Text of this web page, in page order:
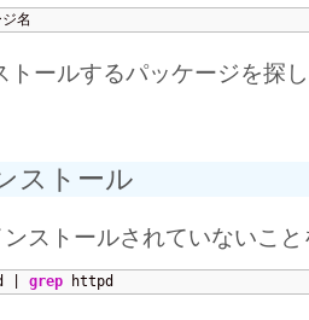
名
トールするパッケージを探
ストール
ンストールされていないこ
| grep httpd